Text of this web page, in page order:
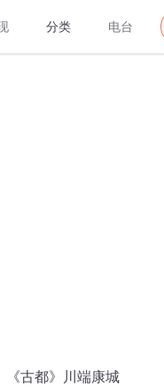
分类 电台
《古都》川端康城